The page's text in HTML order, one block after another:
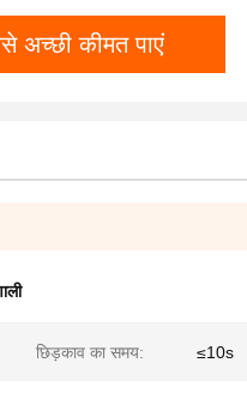
अच्छी कीमत पाएं
छिड़काव का समय: ≤10s